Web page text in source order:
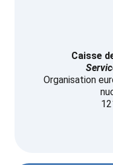
Caisse
Organisation